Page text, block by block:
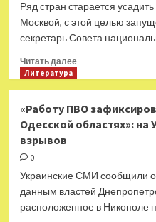
Ряд стран старается
Москвой, с этой целью
секретарь Совета
Читать далееПрочитать
нагнетание
ситуации»:
о
желании
ряда
Литература
«Работу ПВО
Одесской областях»: на
взрывов
0
Украинские СМИ сообщили
данным властей
расположенное в Никополе